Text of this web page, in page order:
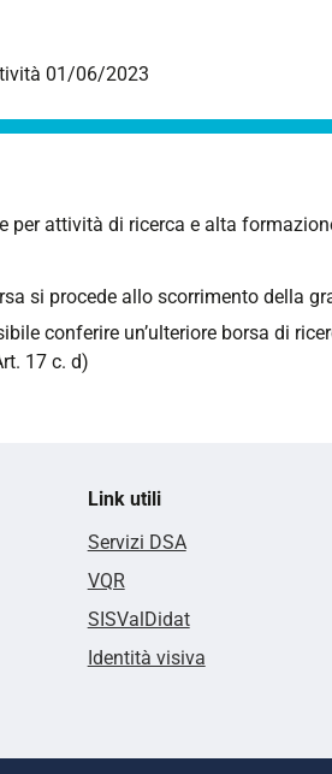
01/06/2023
attività di ricerca e alta
si procede allo scorrimento della
conferire un’ulteriore borsa di
17 c. d)
Link utili
Servizi DSA
VQR
SISValDidat
Identità visiva